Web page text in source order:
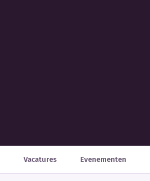
Vacatures Evenementen